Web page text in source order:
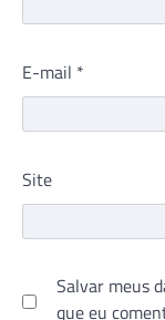
E-mail *
Site
Salvar meus
que eu